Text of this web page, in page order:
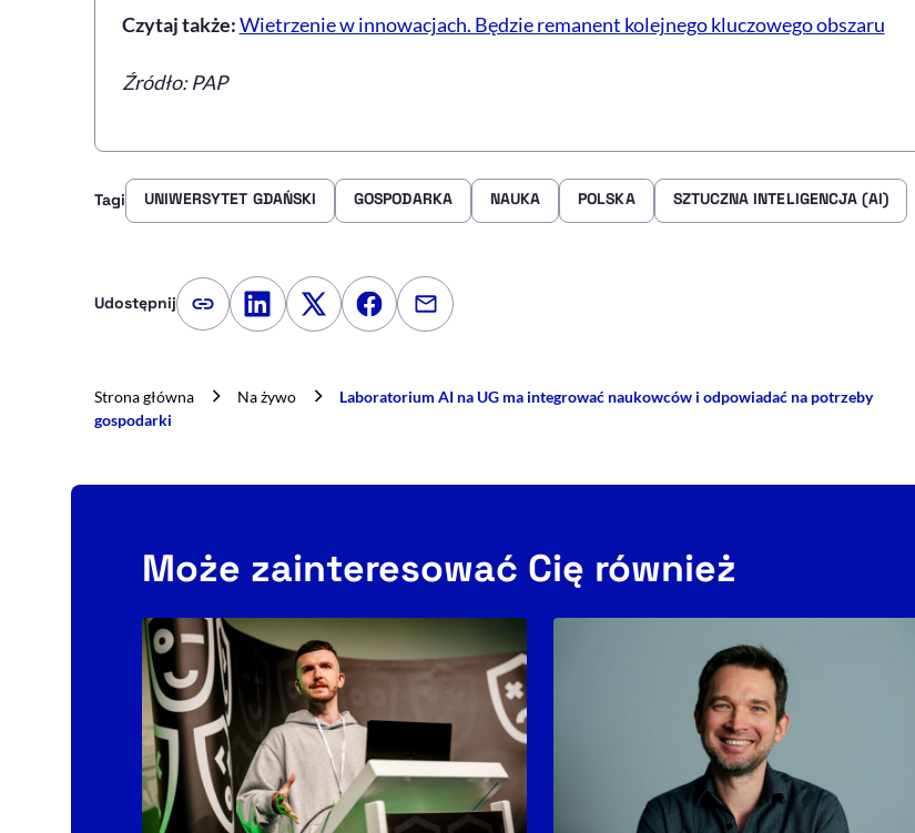
Czytaj także:Wietrzenie w innowacjach. Będzie remanent kolejnego kluczowego obszaru
Źródło: PAP
Tagi UNIWERSYTET GDAŃSKI GOSPODARKA NAUKA POLSKA SZTUCZNA INTELIGENCJA (AI)
Udostępnij Kopiuj link artykułu
Udostępnij na LinkedIn
Udostępnij na Twitterze
Udostępnij na Facebooku
Udostępnij przez e-mail
Strona główna Na żywo
Laboratorium AI na UG ma integrować naukowców i odpowiadać na potrzeby
gospodarki
Może zainteresować Cię również